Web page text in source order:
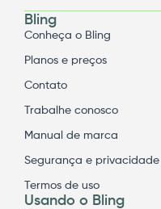
Bling
Conheça o Bling
Planos e preços
Contato
Trabalhe conosco
Manual de marca
Segurança e privacidade
Termos de uso
Usando o Bling